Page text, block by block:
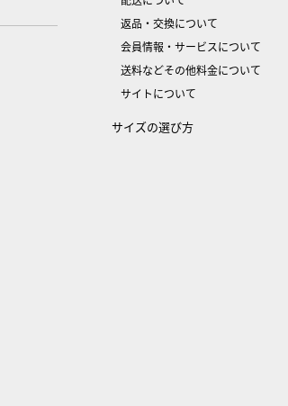
返品・交換について
会員情報・サービスについて
送料などその他料金について
サイトについて
サイズの選び方